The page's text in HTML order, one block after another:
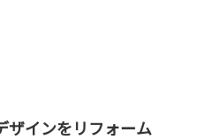
ザインをリフォーム